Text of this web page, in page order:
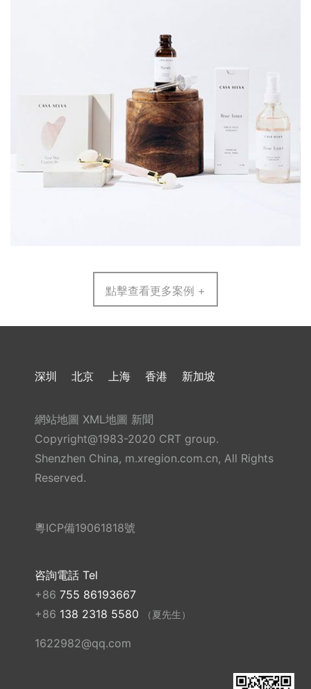
點擊查看更多案例 +
深圳 北京 上海 香港 新加坡
網站地圖 XML地圖 新聞
Copyright@1983-2020 CRT group.
Shenzhen China, m.xregion.com.cn, All Rights
Reserved.
粵ICP備19061818號
咨詢電話 Tel
+86 755 86193667
+86 138 2318 5580 （夏先生）
1622982@qq.com